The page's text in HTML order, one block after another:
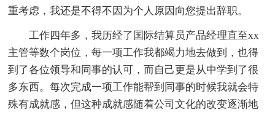
重考虑，我还是不得不因为个人原因向您提出辞职。
工作四年多，我历经了国际结算员产品经理直至xx
主管等数个岗位，每一项工作我都竭力地去做到，也得
到了各位领导和同事的认可，而自己更是从中学到了很
多东西。每次完成一项工作能帮到同事的时候我就会特
殊有成就感，但这种成就感随着公司文化的改变逐渐地